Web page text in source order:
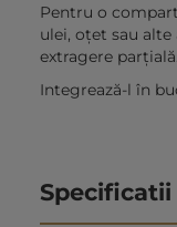
Pentru o
ulei, oțet sau
extragere parțială.
Integrează-l în
Specificatii